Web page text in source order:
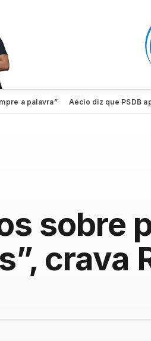
palavra”● Aécio diz que PSDB apoia
sobre
crava